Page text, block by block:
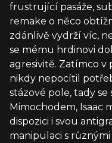
frustrující pasáže,
remake o něco
zdánlivě vydrží víc,
se mému hrdinovi
agresivitě. Zatímco
nikdy nepocítil
stázové pole, tady
Mimochodem, Isaac
dispozici i svou
manipulaci s různými